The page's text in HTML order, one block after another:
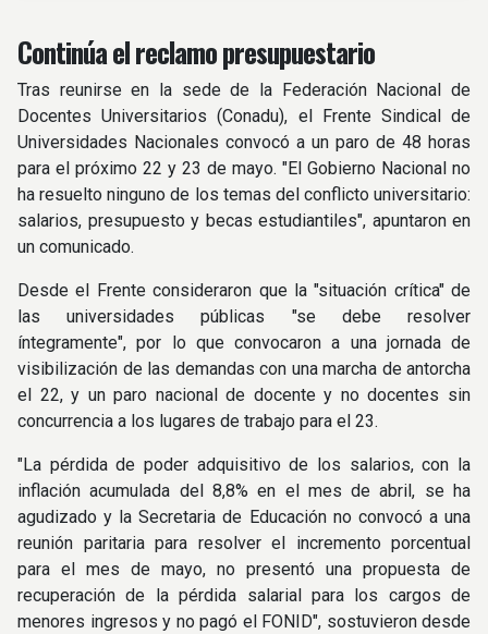
Continúa el reclamo presupuestario
Tras reunirse en la sede de la Federación Nacional de
Docentes Universitarios (Conadu), el Frente Sindical de
Universidades Nacionales convocó a un paro de 48 horas
para el próximo 22 y 23 de mayo. "El Gobierno Nacional no
ha resuelto ninguno de los temas del conflicto universitario:
salarios, presupuesto y becas estudiantiles", apuntaron en
un comunicado.
Desde el Frente consideraron que la "situación crítica" de
las universidades públicas "se debe resolver
íntegramente", por lo que convocaron a una jornada de
visibilización de las demandas con una marcha de antorcha
el 22, y un paro nacional de docente y no docentes sin
concurrencia a los lugares de trabajo para el 23.
"La pérdida de poder adquisitivo de los salarios, con la
inflación acumulada del 8,8% en el mes de abril, se ha
agudizado y la Secretaria de Educación no convocó a una
reunión paritaria para resolver el incremento porcentual
para el mes de mayo, no presentó una propuesta de
recuperación de la pérdida salarial para los cargos de
menores ingresos y no pagó el FONID", sostuvieron desde